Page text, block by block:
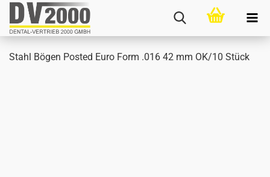
Stahl Bögen Posted Euro Form .016 42 mm OK/10 Stück